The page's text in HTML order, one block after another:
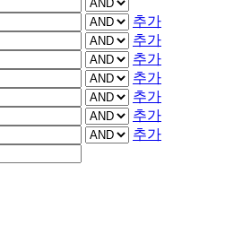
추가
추가
추가
추가
추가
추가
추가